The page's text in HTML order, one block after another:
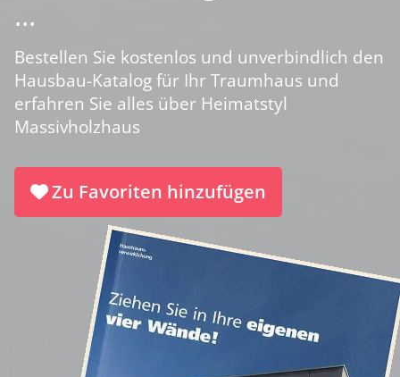
...
Bestellen Sie kostenlos und unverbindlich den
Hausbau-Katalog für Ihr Traumhaus und
erfahren Sie alles über Heimatstyl
Massivholzhaus
Zu Favoriten hinzufügen